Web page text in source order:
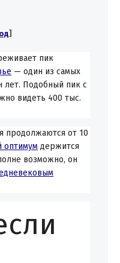
]
пик
— один из самых
лет. Подобный пик с
видеть 400 тыс.
продолжаются от 10
оптимум держится
возможно, он